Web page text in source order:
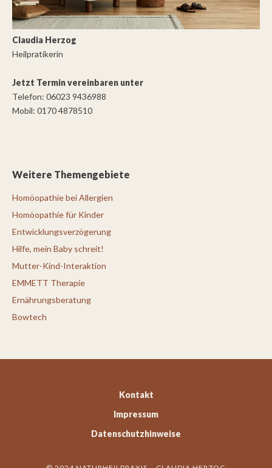
Claudia Herzog
Heilpratikerin
Jetzt Termin vereinbaren unter
Telefon: 06023 9436988
Mobil: 0170 4878510
Weitere Themengebiete
Homöopathie bei Allergien
Homöopathie für Kinder
Entwicklungsverzögerung
Hilfe, mein Baby schreit!
Mutter-Kind-Interaktion
EMMETT Therapie
Ernährungsberatung
Bowtech
Kontakt
Impressum
Datenschutzhinweise